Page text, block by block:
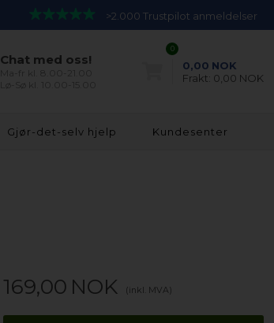
>2.000 Trustpilot anmeldelser
Chat med oss!
0
0,00 NOK
Frakt: 0,00 NOK
Gjør-det-selv hjelp Kundesenter
169,00 NOK (inkl. MVA)